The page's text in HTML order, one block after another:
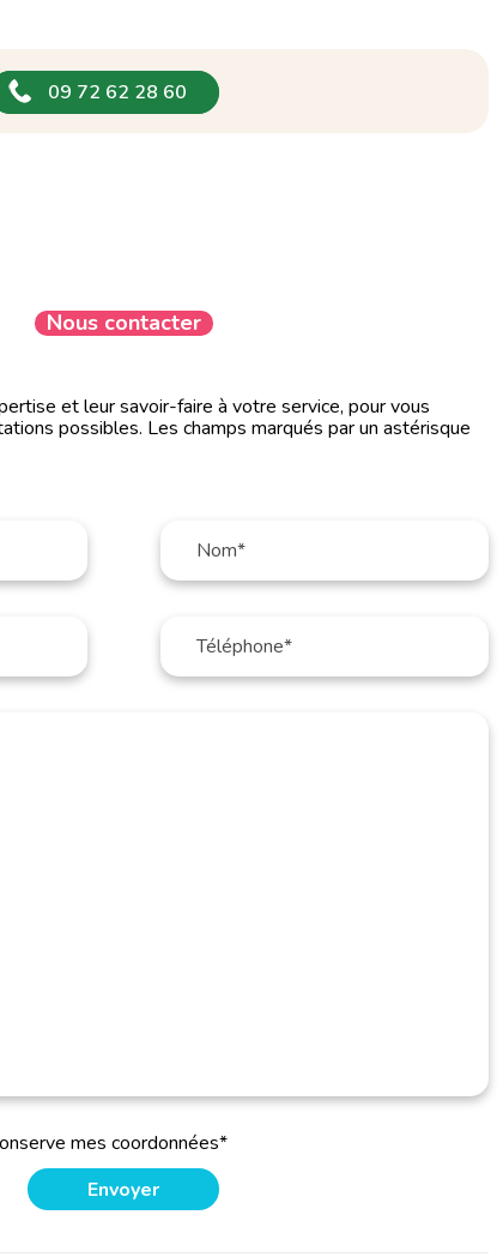
09 72 62 28 60
Nous contacter
et leur savoir-faire à votre service, pour vous
possibles. Les champs marqués par un astérisque
mes coordonnées*